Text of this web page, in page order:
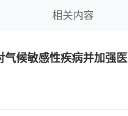
相关内容
候敏感性疾病并加强医